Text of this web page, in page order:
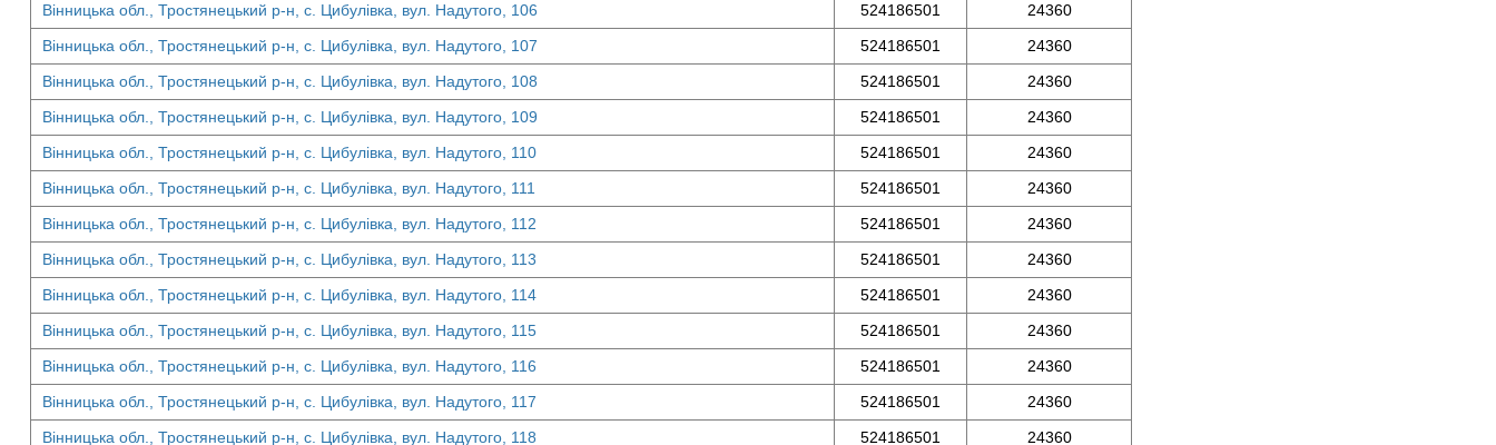
Вінницька обл., Тростянецький р-н, с. Цибулівка, вул. Надутого, 106
524186501
24360
Вінницька обл., Тростянецький р-н, с. Цибулівка, вул. Надутого, 107
524186501
24360
Вінницька обл., Тростянецький р-н, с. Цибулівка, вул. Надутого, 108
524186501
24360
Вінницька обл., Тростянецький р-н, с. Цибулівка, вул. Надутого, 109
524186501
24360
Вінницька обл., Тростянецький р-н, с. Цибулівка, вул. Надутого, 110
524186501
24360
Вінницька обл., Тростянецький р-н, с. Цибулівка, вул. Надутого, 111
524186501
24360
Вінницька обл., Тростянецький р-н, с. Цибулівка, вул. Надутого, 112
524186501
24360
Вінницька обл., Тростянецький р-н, с. Цибулівка, вул. Надутого, 113
524186501
24360
Вінницька обл., Тростянецький р-н, с. Цибулівка, вул. Надутого, 114
524186501
24360
Вінницька обл., Тростянецький р-н, с. Цибулівка, вул. Надутого, 115
524186501
24360
Вінницька обл., Тростянецький р-н, с. Цибулівка, вул. Надутого, 116
524186501
24360
Вінницька обл., Тростянецький р-н, с. Цибулівка, вул. Надутого, 117
524186501
24360
Вінницька обл., Тростянецький р-н, с. Цибулівка, вул. Надутого, 118
524186501 24360